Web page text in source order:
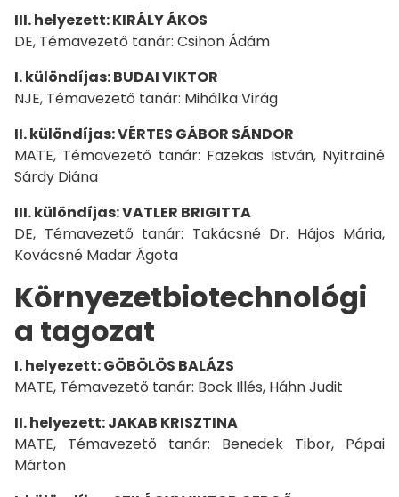
III. helyezett: KIRÁLY ÁKOS
DE, Témavezető tanár: Csihon Ádám
I. különdíjas: BUDAI VIKTOR
NJE, Témavezető tanár: Mihálka Virág
II. különdíjas: VÉRTES GÁBOR SÁNDOR
MATE, Témavezető tanár: Fazekas István, Nyitrainé
Sárdy Diána
III. különdíjas: VATLER BRIGITTA
DE, Témavezető tanár: Takácsné Dr. Hájos Mária,
Kovácsné Madar Ágota
Környezetbiotechnológi
a tagozat
I. helyezett: GÖBÖLÖS BALÁZS
MATE, Témavezető tanár: Bock Illés, Háhn Judit
II. helyezett: JAKAB KRISZTINA
MATE, Témavezető tanár: Benedek Tibor, Pápai
Márton